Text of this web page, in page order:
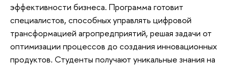
эффективности бизнеса. Программа готовит
специалистов, способных управлять цифровой
трансформацией агропредприятий, решая задачи от
оптимизации процессов до создания инновационных
продуктов. Студенты получают уникальные знания на